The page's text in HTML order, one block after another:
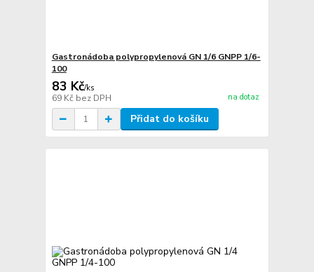
Gastronádoba polypropylenová GN 1/6 GNPP 1/6-
100
83 Kč/ks
69 Kč bez DPH na dotaz
Přidat do košíku